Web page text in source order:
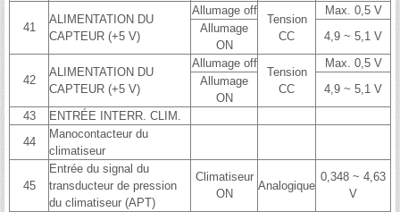
41
ALIMENTATION DU
CAPTEUR (+5 V)
Allumage off
Tension
CC
Max. 0,5 V
Allumage
ON
4,9 ~ 5,1 V
42
ALIMENTATION DU
CAPTEUR (+5 V)
Allumage off
Tension
CC
Max. 0,5 V
Allumage
ON
4,9 ~ 5,1 V
43
ENTRÉE INTERR. CLIM.
44
Manocontacteur du
climatiseur
45
Entrée du signal du
transducteur de pression
du climatiseur (APT)
Climatiseur
ON
Analogique
0,348 ~ 4,63
V